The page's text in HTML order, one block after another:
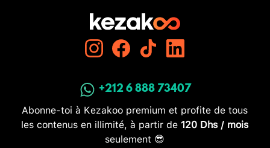
+212 6 888 73407
Abonne-toi à Kezakoo premium et profite de tous
les contenus en illimité, à partir de 120 Dhs / mois
seulement 😎